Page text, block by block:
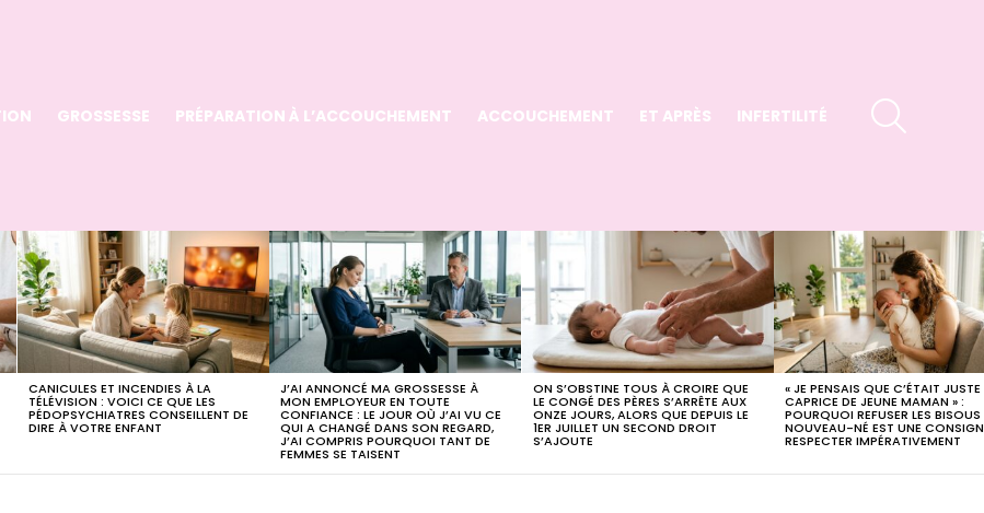
GROSSESSE PRÉPARATION À L’ACCOUCHEMENT ACCOUCHEMENT ET APRÈS INFERTILITÉ
CANICULES ET INCENDIES À LA
TÉLÉVISION : VOICI CE QUE LES
PÉDOPSYCHIATRES CONSEILLENT DE
DIRE À VOTRE ENFANT
J’AI ANNONCÉ MA GROSSESSE À
MON EMPLOYEUR EN TOUTE
CONFIANCE : LE JOUR OÙ J’AI VU CE
QUI A CHANGÉ DANS SON REGARD,
J’AI COMPRIS POURQUOI TANT DE
FEMMES SE TAISENT
ON S’OBSTINE TOUS À CROIRE QUE
LE CONGÉ DES PÈRES S’ARRÊTE AUX
ONZE JOURS, ALORS QUE DEPUIS LE
1ER JUILLET UN SECOND DROIT
S’AJOUTE
« JE PENSAIS QUE C’ÉTAIT
CAPRICE DE JEUNE MAMAN » :
POURQUOI REFUSER LES
NOUVEAU-NÉ EST UNE
RESPECTER IMPÉRATIVEMENT